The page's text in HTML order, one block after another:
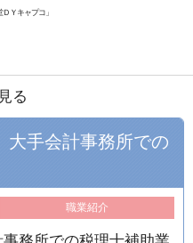
Ｙキャプコ」
る
大手会計事務所での
職業紹介